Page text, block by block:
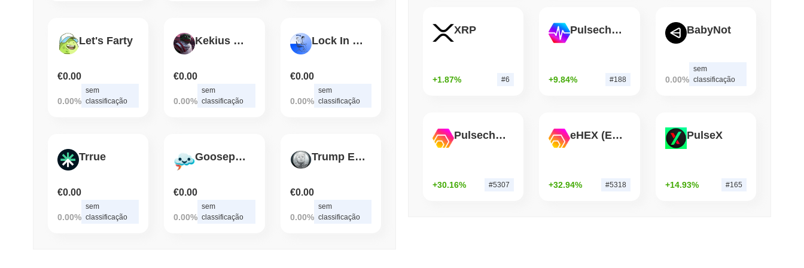
August 06 2026(1 day ago) 3 min de leitura
Boltz Desativou Sua Própria Ponte Bitcoin Após Ataques de IA
Superarem Sua Equipe
Let's Farty
€0.00
0.00%
sem
classificação
Kekius Maximus
€0.00
0.00%
sem
classificação
Lock In on Base
€0.00
0.00%
sem
classificação
Trrue
€0.00
0.00%
sem
classificação
GoosepumpsAI
€0.00
0.00%
sem
classificação
Trump Era (trump-era.xyz)
€0.00
0.00%
sem
classificação
XRP
+1.87% #6
Pulsechain
+9.84% #188
BabyNot
0.00%
sem
classificação
Pulsechain Bridged HEX (Pulsechain)
+30.16% #5307
eHEX (Ethereum)
+32.94% #5318
PulseX
+14.93% #165